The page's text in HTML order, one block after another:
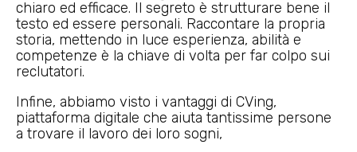
chiaro ed efficace. Il segreto è strutturare bene il
testo ed essere personali. Raccontare la propria
storia, mettendo in luce esperienza, abilità e
competenze è la chiave di volta per far colpo sui
reclutatori.
Infine, abbiamo visto i vantaggi di CVing,
piattaforma digitale che aiuta tantissime persone
a trovare il lavoro dei loro sogni,